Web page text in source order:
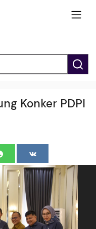
Konker PDPI